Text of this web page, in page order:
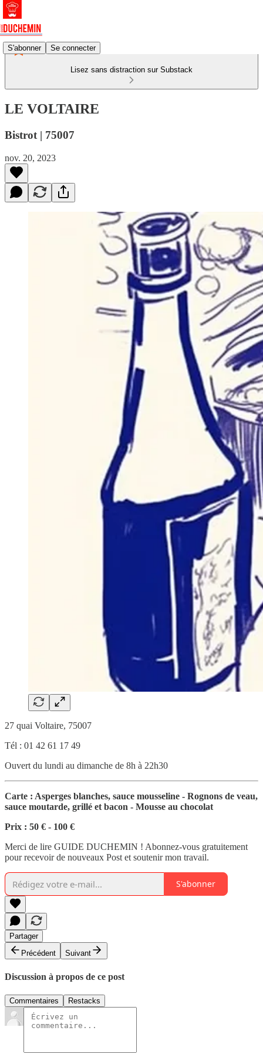
S'abonner Se connecter
Lisez sans distraction sur Substack
LE VOLTAIRE
Bistrot | 75007
nov. 20, 2023
27 quai Voltaire, 75007
Tél : 01 42 61 17 49
Ouvert du lundi au dimanche de 8h à 22h30
Carte : Asperges blanches, sauce mousseline - Rognons de veau,
sauce moutarde, grillé et bacon - Mousse au chocolat
Prix : 50 € - 100 €
Merci de lire GUIDE DUCHEMIN ! Abonnez-vous gratuitement
pour recevoir de nouveaux Post et soutenir mon travail.
S'abonner
Partager
Précédent
Suivant
Discussion à propos de ce post
Commentaires Restacks